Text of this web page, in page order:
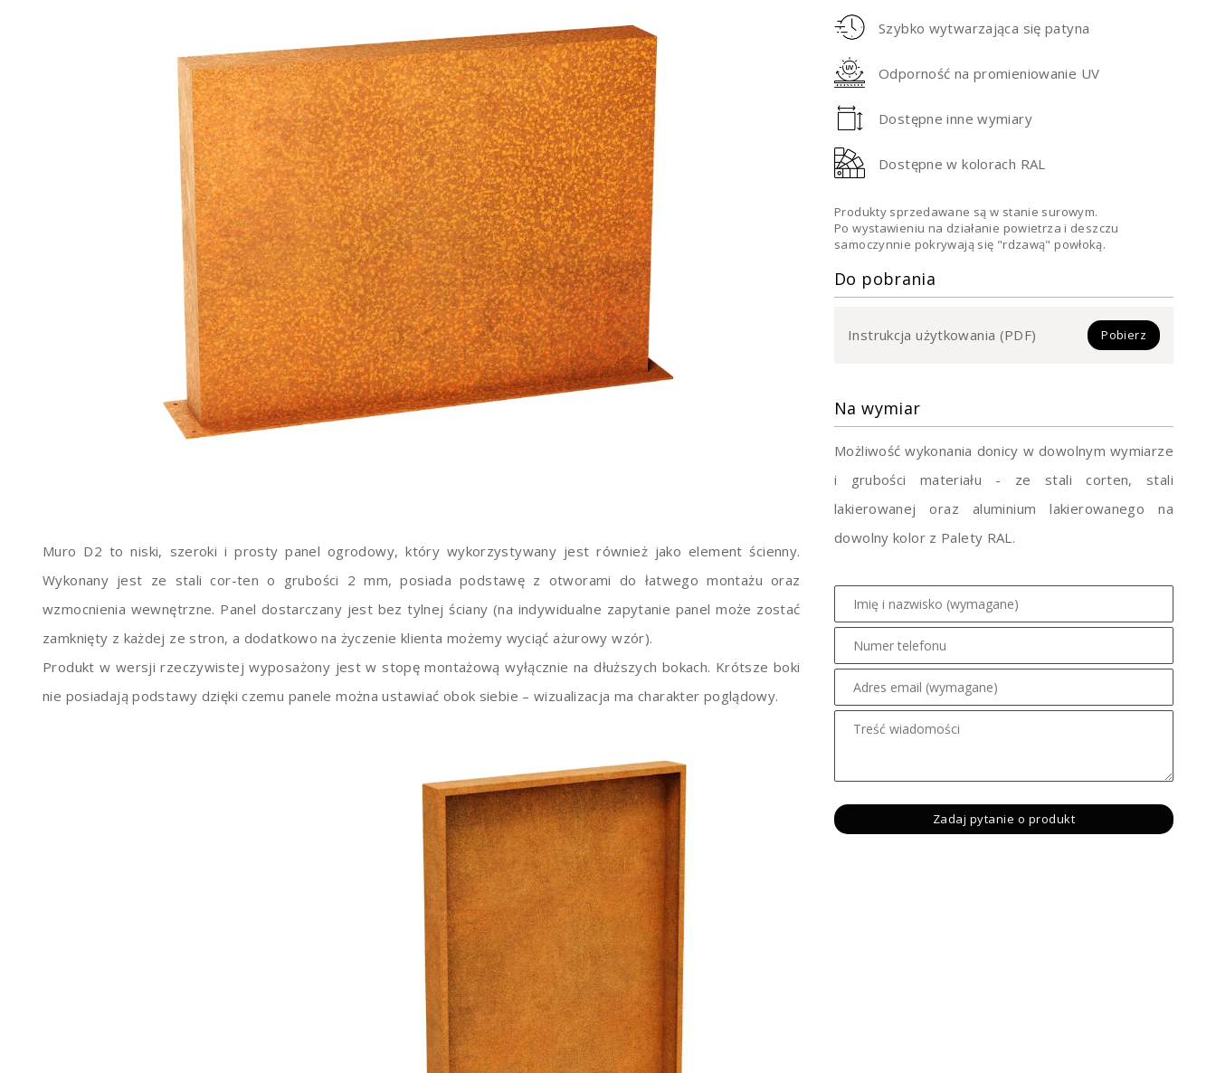
Muro D2 to niski, szeroki i prosty panel ogrodowy, który wykorzystywany jest również jako element ścienny.
Wykonany jest ze stali cor-ten o grubości 2 mm, posiada podstawę z otworami do łatwego montażu oraz
wzmocnienia wewnętrzne. Panel dostarczany jest bez tylnej ściany (na indywidualne zapytanie panel może zostać
zamknięty z każdej ze stron, a dodatkowo na życzenie klienta możemy wyciąć ażurowy wzór).
Produkt w wersji rzeczywistej wyposażony jest w stopę montażową wyłącznie na dłuższych bokach. Krótsze boki
nie posiadają podstawy dzięki czemu panele można ustawiać obok siebie – wizualizacja ma charakter poglądowy.
Szybko wytwarzająca się patyna
Odporność na promieniowanie UV
Dostępne inne wymiary
Dostępne w kolorach RAL
Produkty sprzedawane są w stanie surowym.
Po wystawieniu na działanie powietrza i deszczu
samoczynnie pokrywają się "rdzawą" powłoką.
Do pobrania
Instrukcja użytkowania (PDF) Pobierz
Na wymiar
Możliwość wykonania donicy w dowolnym wymiarze
i grubości materiału - ze stali corten, stali
lakierowanej oraz aluminium lakierowanego na
dowolny kolor z Palety RAL.